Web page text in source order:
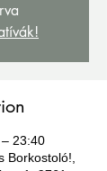
23:40
Borkostoló!,